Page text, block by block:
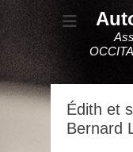
Édith et
Bernard